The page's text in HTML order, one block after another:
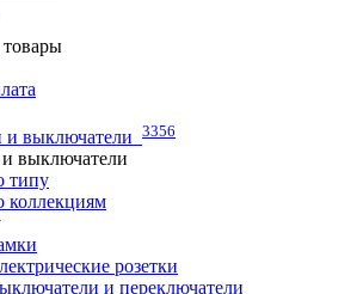
товары
и выключатели 3356
и выключатели
типу
коллекциям
розетки
и переключатели